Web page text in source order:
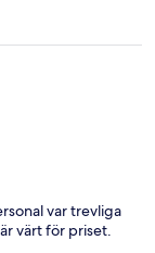
var trevliga
värt för priset.